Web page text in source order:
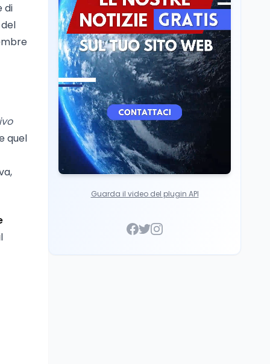
di
quel
Sud triplica
Cultura 6 ago
Francesco Guccini si è
spento a Pàvana: addio
al Maestrone
Guarda il video del plugin API